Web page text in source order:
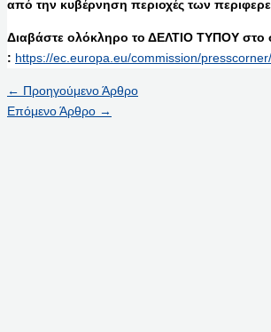
από την κυβέρνηση περιοχές των
Διαβάστε ολόκληρο το ΔΕΛΤΙΟ ΤΥΠΟΥ στο
: https://ec.europa.eu/commission/
← Προηγούμενο Άρθρο
Επόμενο Άρθρο →